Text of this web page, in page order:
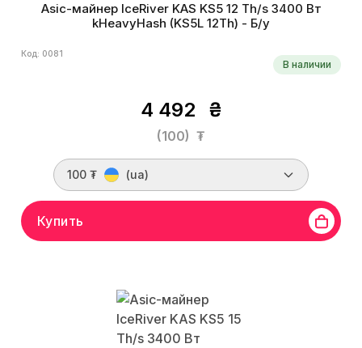
Asic-майнер IceRiver KAS KS5 12 Th/s 3400 Вт
kHeavyHash (KS5L 12Th) - Б/у
Код: 0081
В наличии
4 492 ₴
(100) ₮
100 ₮ (ua)
Купить